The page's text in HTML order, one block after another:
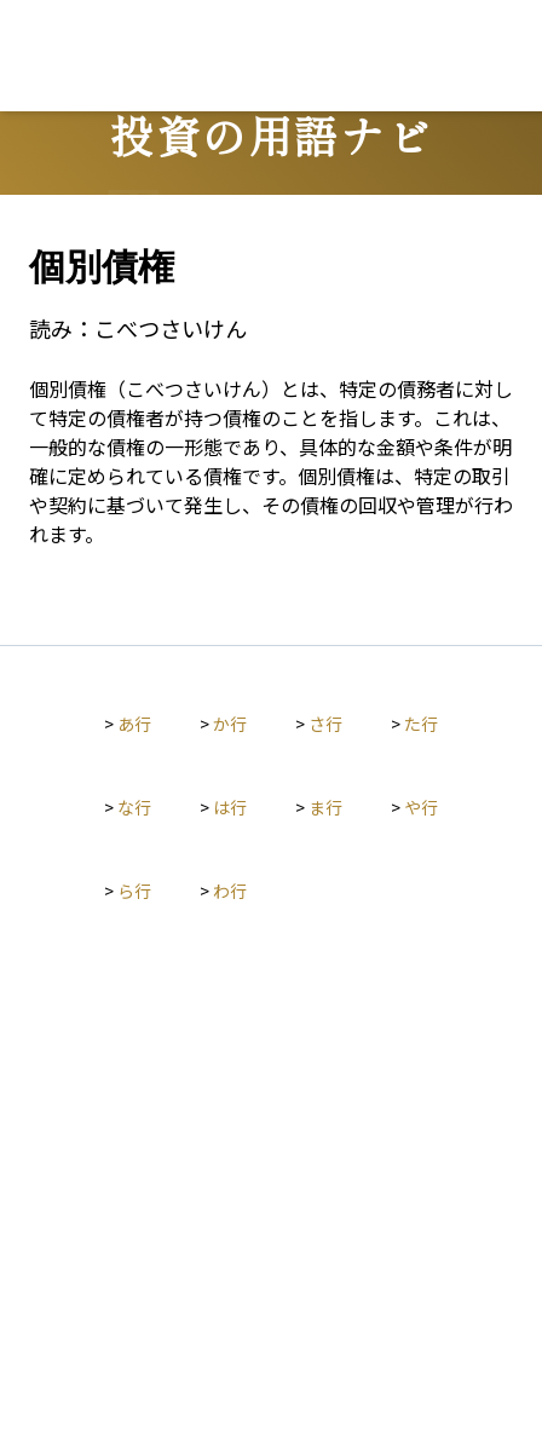
投資の用語ナビ
Terms
個別債権
読み： こべつさいけん
個別債権（こべつさいけん）とは、特定の債務者に対し
て特定の債権者が持つ債権のことを指します。これは、
一般的な債権の一形態であり、具体的な金額や条件が明
確に定められている債権です。個別債権は、特定の取引
や契約に基づいて発生し、その債権の回収や管理が行わ
れます。
> あ行 >か行 > さ行 > た行
> な行 > は行 > ま行 > や行
> ら行 > わ行